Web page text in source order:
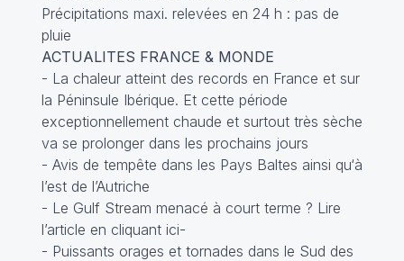
Précipitations maxi. relevées en 24 h : pas de
pluie
ACTUALITES FRANCE & MONDE
- La chaleur atteint des records en France et sur
la Péninsule Ibérique. Et cette période
exceptionnellement chaude et surtout très sèche
va se prolonger dans les prochains jours
- Avis de tempête dans les Pays Baltes ainsi qu‘à
l’est de l’Autriche
- Le Gulf Stream menacé à court terme ? Lire
l’article en cliquant ici-
- Puissants orages et tornades dans le Sud des